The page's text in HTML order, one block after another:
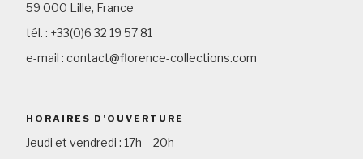
59 000 Lille, France
tél. : +33(0)6 32 19 57 81
e-mail : contact@florence-collections.com
HORAIRES D’OUVERTURE
Jeudi et vendredi : 17h – 20h